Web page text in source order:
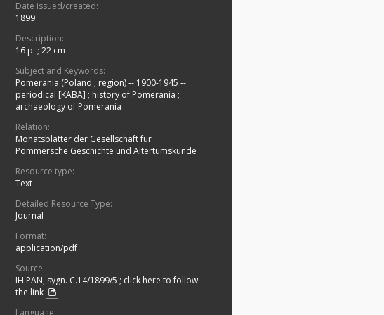
Date issued/created:
1899
Description:
16 p. ; 22 cm
Subject and Keywords:
Pomerania (Poland ; region) -- 1900-1945 --
periodical [KABA] ; history of Pomerania ;
archaeology of Pomerania
Relation:
Monatsblätter der Gesellschaft für
Pommersche Geschichte und Altertumskunde
Resource type:
Text
Detailed Resource Type:
Journal
Format:
application/pdf
Source:
IH PAN, sygn. C.14/1899/5 ; click here to follow
the link